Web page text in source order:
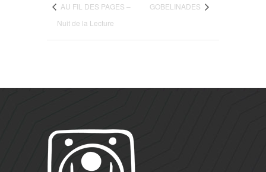
AU FIL DES PAGES –
Nuit de la Lecture
GOBELINADES